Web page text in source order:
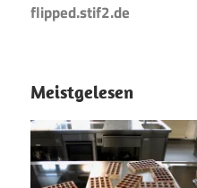
flipped.stif2.de
Meistgelesen